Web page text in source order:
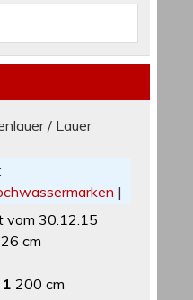
/ Lauer
|
vom 30.12.15
cm
200 cm